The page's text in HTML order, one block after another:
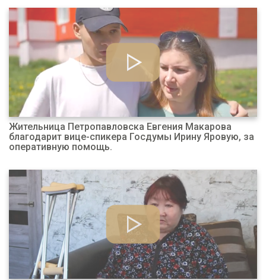
Жительница Петропавловска Евгения Макарова
благодарит вице-спикера Госдумы Ирину Яровую, за
оперативную помощь.